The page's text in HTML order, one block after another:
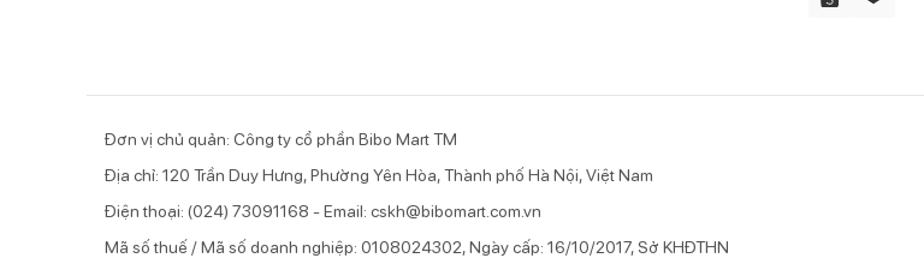
Đơn vị chủ quản: Công ty cổ phần Bibo Mart TM
Địa chỉ: 120 Trần Duy Hưng, Phường Yên Hòa, Thành phố Hà Nội, Việt Nam
Điện thoại: (024) 73091168 - Email: cskh@bibomart.com.vn
Mã số thuế / Mã số doanh nghiệp: 0108024302, Ngày cấp: 16/10/2017, Sở KHĐTHN